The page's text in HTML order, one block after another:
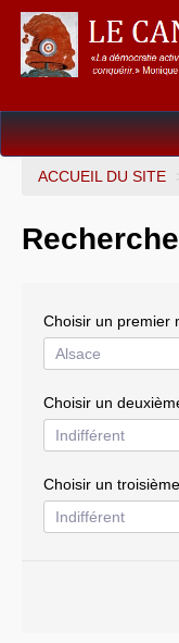
Dossiers
Gouvernance
Résistances
Systèmes & société
ACCUEIL DU SITE
Choisir un premier
Choisir un
Choisir un